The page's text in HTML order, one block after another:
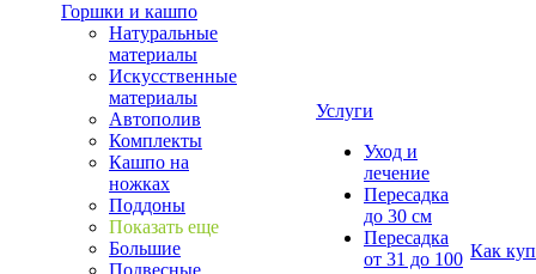
Горшки и кашпо
Натуральные
материалы
Искусственные
материалы
Автополив
Комплекты
Кашпо на
ножках
Поддоны
Показать еще
Большие
Услуги
Уход и
лечение
Пересадка
до 30 см
Пересадка
от 31 до 100 Как